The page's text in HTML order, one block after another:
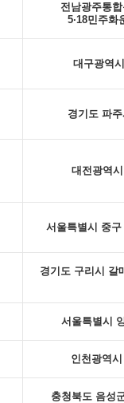
전남광주통
5·18민주화
대구광역
경기도 파
대전광역
서울특별시 중
경기도 구리시 갈
서울특별시
인천광역
충청북도 음성